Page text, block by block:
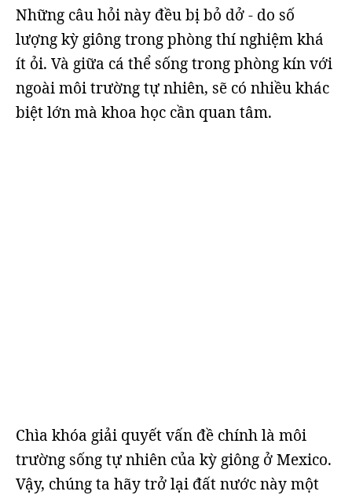
Những câu hỏi này đều bị bỏ dở - do số
lượng kỳ giông trong phòng thí nghiệm khá
ít ỏi. Và giữa cá thể sống trong phòng kín với
ngoài môi trường tự nhiên, sẽ có nhiều khác
biệt lớn mà khoa học cần quan tâm.
Chìa khóa giải quyết vấn đề chính là môi
trường sống tự nhiên của kỳ giông ở Mexico.
Vậy, chúng ta hãy trở lại đất nước này một